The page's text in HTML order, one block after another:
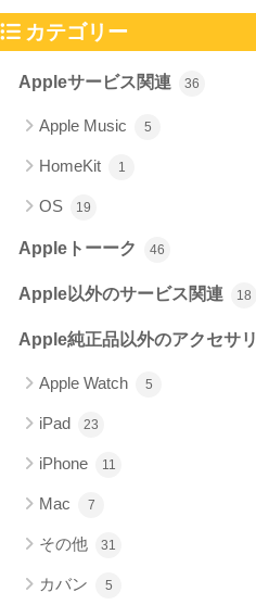
カテゴリー
Appleサービス関連 36
Apple Music 5
HomeKit 1
OS 19
Appleトーーク 46
Apple以外のサービス関連 18
Apple純正品以外のアクセサリ
Apple Watch 5
iPad 23
iPhone 11
Mac 7
その他 31
カバン 5